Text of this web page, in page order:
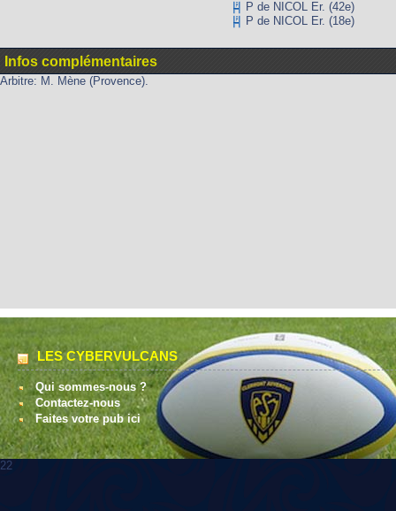
P de NICOL Er. (42e)
P de NICOL Er. (18e)
Infos complémentaires
Arbitre: M. Mène (Provence).
LES CYBERVULCANS
Qui sommes-nous ?
Contactez-nous
Faites votre pub ici
22